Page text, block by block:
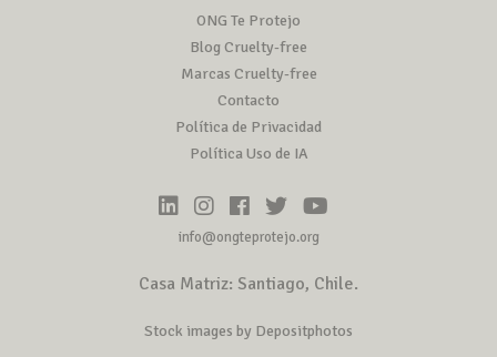
ONG Te Protejo
Blog Cruelty-free
Marcas Cruelty-free
Contacto
Política de Privacidad
Política Uso de IA
info@ongteprotejo.org
Casa Matriz: Santiago, Chile.
Stock images by Depositphotos